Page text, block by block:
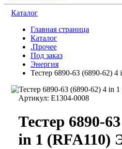
Каталог
Главная страница
Каталог
.Прочее
Под заказ
Энергия
Тестер 6890-63 (6890-62)
Артикул: Е1304-0008
Тестер 6890-
in 1